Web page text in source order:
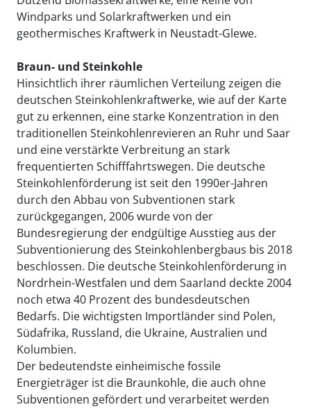
Windparks und Solarkraftwerken und ein
geothermisches Kraftwerk in Neustadt-Glewe.
Braun- und Steinkohle
Hinsichtlich ihrer räumlichen Verteilung zeigen die
deutschen Steinkohlenkraftwerke, wie auf der Karte
gut zu erkennen, eine starke Konzentration in den
traditionellen Steinkohlenrevieren an Ruhr und Saar
und eine verstärkte Verbreitung an stark
frequentierten Schifffahrtswegen. Die deutsche
Steinkohlenförderung ist seit den 1990er-Jahren
durch den Abbau von Subventionen stark
zurückgegangen, 2006 wurde von der
Bundesregierung der endgültige Ausstieg aus der
Subventionierung des Steinkohlenbergbaus bis 2018
beschlossen. Die deutsche Steinkohlenförderung in
Nordrhein-Westfalen und dem Saarland deckte 2004
noch etwa 40 Prozent des bundesdeutschen
Bedarfs. Die wichtigsten Importländer sind Polen,
Südafrika, Russland, die Ukraine, Australien und
Kolumbien.
Der bedeutendste einheimische fossile
Energieträger ist die Braunkohle, die auch ohne
Subventionen gefördert und verarbeitet werden